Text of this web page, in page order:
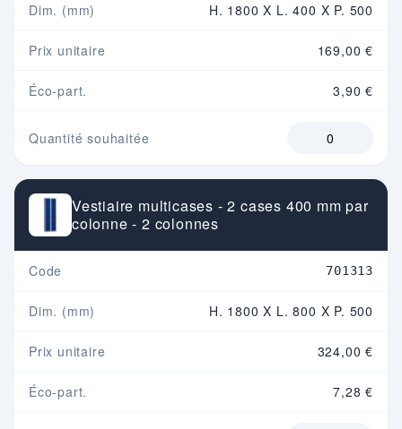
Dim. (mm) H. 1800 X L. 400 X P. 500
Prix unitaire 169,00 €
Éco-part. 3,90 €
Quantité souhaitée
Vestiaire multicases - 2 cases 400 mm par
colonne - 2 colonnes
Code 701313
Dim. (mm) H. 1800 X L. 800 X P. 500
Prix unitaire 324,00 €
Éco-part. 7,28 €